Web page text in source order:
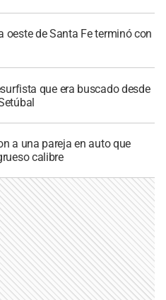
oeste de Santa Fe terminó con
que era buscado desde
a una pareja en auto que
calibre